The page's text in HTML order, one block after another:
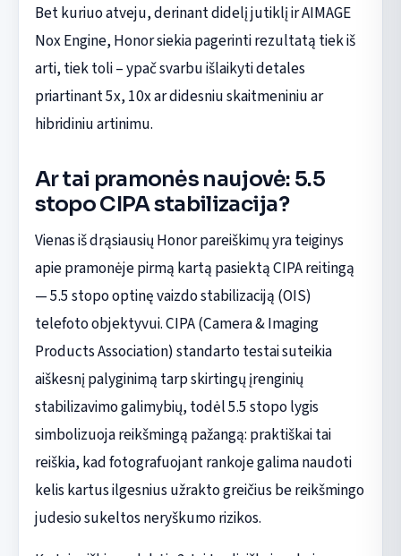
Bet kuriuo atveju, derinant didelį jutiklį ir AIMAGE
Nox Engine, Honor siekia pagerinti rezultatą tiek iš
arti, tiek toli – ypač svarbu išlaikyti detales
priartinant 5x, 10x ar didesniu skaitmeniniu ar
hibridiniu artinimu.
Ar tai pramonės naujovė: 5.5
stopo CIPA stabilizacija?
Vienas iš drąsiausių Honor pareiškimų yra teiginys
apie pramonėje pirmą kartą pasiektą CIPA reitingą
— 5.5 stopo optinę vaizdo stabilizaciją (OIS)
telefoto objektyvui. CIPA (Camera & Imaging
Products Association) standarto testai suteikia
aiškesnį palyginimą tarp skirtingų įrenginių
stabilizavimo galimybių, todėl 5.5 stopo lygis
simbolizuoja reikšmingą pažangą: praktiškai tai
reiškia, kad fotografuojant rankoje galima naudoti
kelis kartus ilgesnius užrakto greičius be reikšmingo
judesio sukeltos neryškumo rizikos.